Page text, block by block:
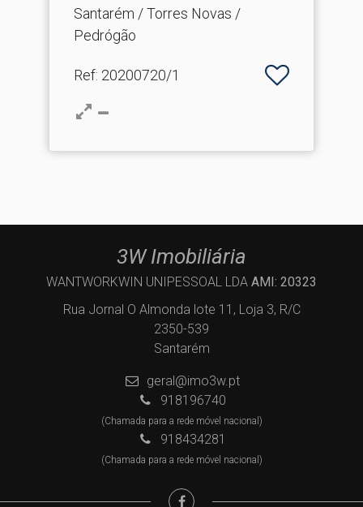
Santarém / Torres Novas /
Pedrógão
Ref: 20200720/1
3W Imobiliária
WANTWORKWIN UNIPESSOAL LDA AMI: 20323
Rua Jornal O Almonda lote 11, Loja 3, R/C
2350-539
Santarém
geral@imo3w.pt
918196740
(Chamada para a rede móvel nacional)
918434281
(Chamada para a rede móvel nacional)